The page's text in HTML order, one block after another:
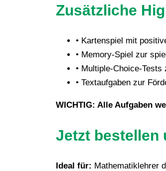
Zusätzliche
• Kartenspiel mit
• Memory-Spiel zur
• Multiple-Choice-
• Textaufgaben zur
WICHTIG: Alle Aufgaben
Jetzt bestellen
Ideal für: Mathematiklehrer